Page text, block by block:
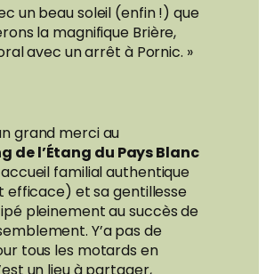
un beau soleil (enfin !) que
la magnifique Brière,
avec un arrêt à Pornic. »
grand merci au
de l’Étang du Pays Blanc
familial authentique
efficace) et sa gentillesse
pleinement au succès de
Y’a pas de
tous les motards en
un lieu à partager,